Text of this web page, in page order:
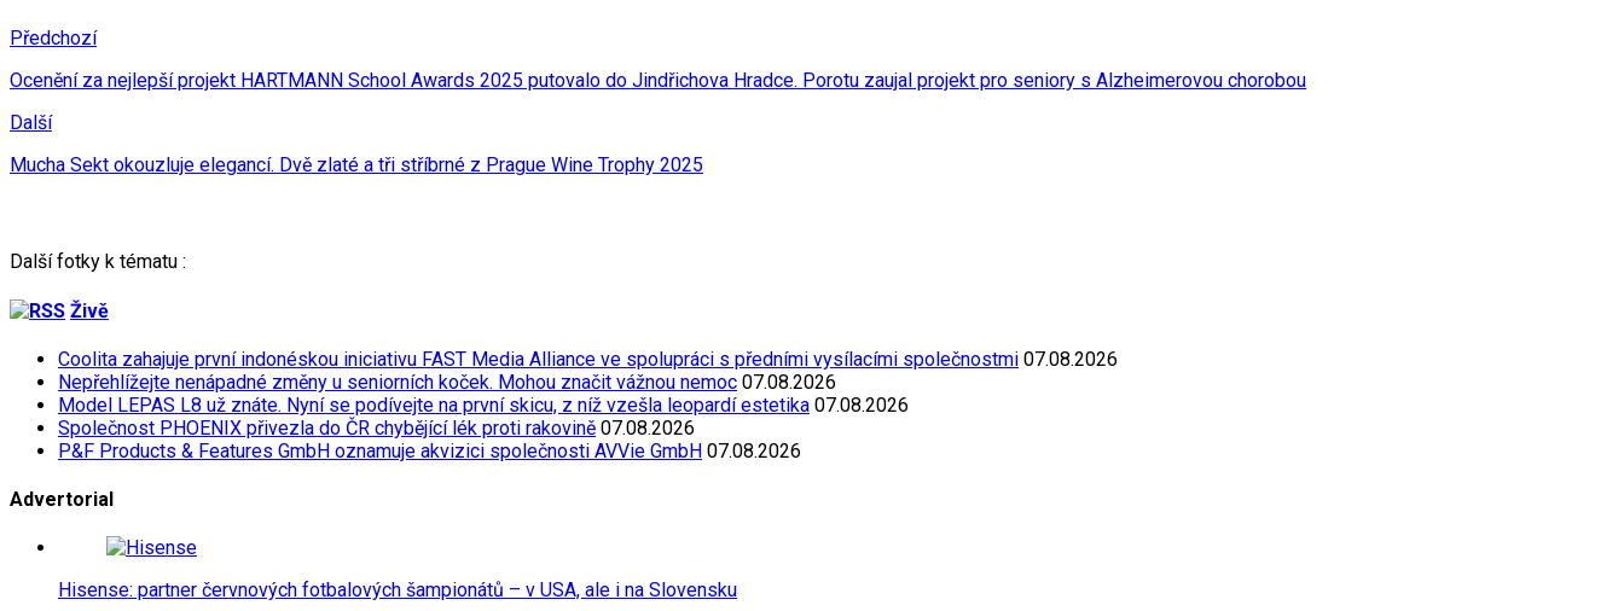
Předchozí
Ocenění za nejlepší projekt HARTMANN School Awards 2025 putovalo do Jindřichova Hradce. Porotu zaujal projekt pro seniory s Alzheimerovou chorobou
Další
Mucha Sekt okouzluje elegancí. Dvě zlaté a tři stříbrné z Prague Wine Trophy 2025
Další fotky k tématu :
Živě
Coolita zahajuje první indonéskou iniciativu FAST Media Alliance ve spolupráci s předními vysílacími společnostmi 07.08.2026
Nepřehlížejte nenápadné změny u seniorních koček. Mohou značit vážnou nemoc 07.08.2026
Model LEPAS L8 už znáte. Nyní se podívejte na první skicu, z níž vzešla leopardí estetika 07.08.2026
Společnost PHOENIX přivezla do ČR chybějící lék proti rakovině 07.08.2026
P&F Products & Features GmbH oznamuje akvizici společnosti AVVie GmbH 07.08.2026
Advertorial
Hisense: partner červnových fotbalových šampionátů – v USA, ale i na Slovensku